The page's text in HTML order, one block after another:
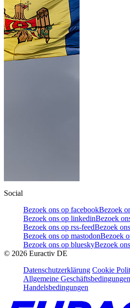
Social
Bezoek ons op facebookBezoek
Bezoek ons op linkedinBezoek
Bezoek ons op rss-feedBezoek
Bezoek ons op mastodonBezoek
Bezoek ons op blueskyBezoek
© 2026 Euractiv DE
Datenschutzerklärung Cookie
Allgemeine Geschäftsbedingungen
Handelsbedingungen